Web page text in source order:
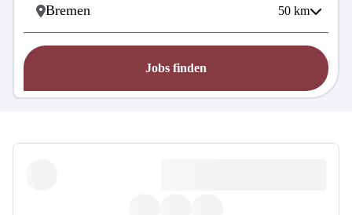
50 km
Jobs finden